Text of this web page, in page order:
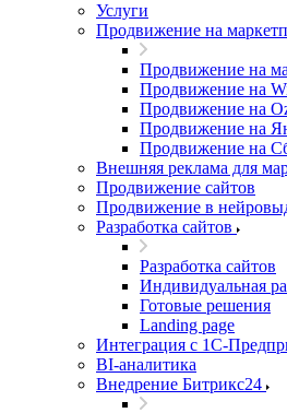
Услуги
Продвижение на
Продвижение на
Продвижение на
Продвижение на
Продвижение на
Продвижение на
Внешняя реклама для
Продвижение сайтов
Продвижение в
Разработка сайтов
Разработка сайтов
Индивидуальная
Готовые решения
Landing page
Интеграция с 1С-
BI-аналитика
Внедрение Битрикс24